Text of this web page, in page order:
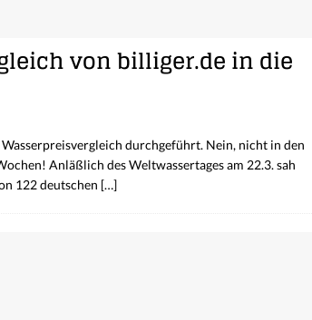
von billiger.de in die
durchgeführt. Nein, nicht in den
Anläßlich des Weltwassertages am 22.3. sah
122 deutschen […]